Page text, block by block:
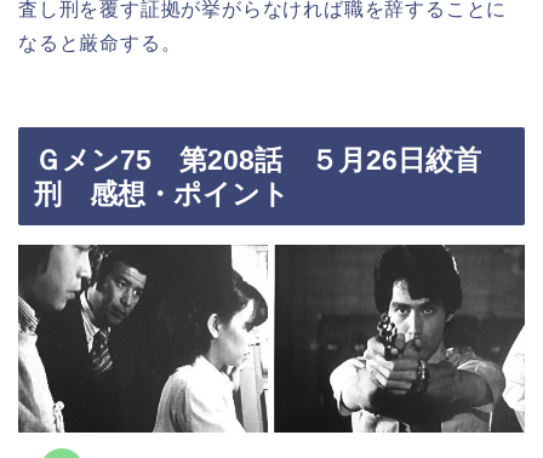
査し刑を覆す証拠が挙がらなければ職を辞することに
なると厳命する。
Ｇメン75 第208話 ５月26日絞首
刑 感想・ポイント